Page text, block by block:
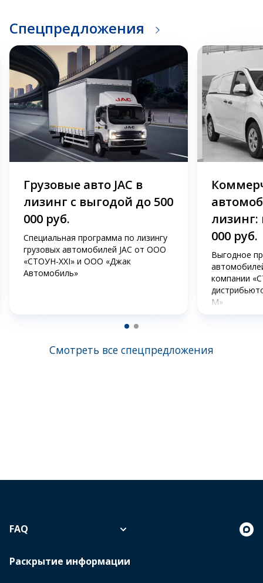
Спецпредложения
Грузовые авто JAC в
лизинг с выгодой до 500
000 руб.
Специальная программа по лизингу
грузовых автомобилей JAC от ООО
«СТОУН-XXI» и OOO «Джак
Автомобиль»
лизинг:
000 руб.
Выгодное
компании
М»
Смотреть все спецпредложения
FAQ
Раскрытие информации